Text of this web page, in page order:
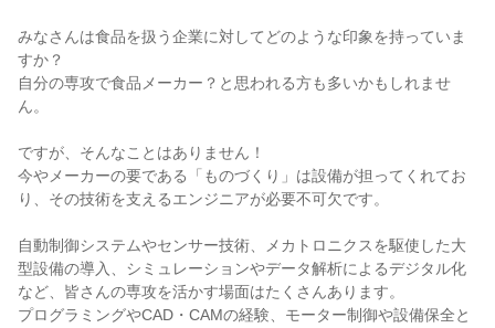
みなさんは食品を扱う企業に対してどのような印象を持っていま
すか？
自分の専攻で食品メーカー？と思われる方も多いかもしれませ
ん。
ですが、そんなことはありません！
今やメーカーの要である「ものづくり」は設備が担ってくれてお
り、その技術を支えるエンジニアが必要不可欠です。
自動制御システムやセンサー技術、メカトロニクスを駆使した大
型設備の導入、シミュレーションやデータ解析によるデジタル化
など、皆さんの専攻を活かす場面はたくさんあります。
プログラミングやCAD・CAMの経験、モーター制御や設備保全と